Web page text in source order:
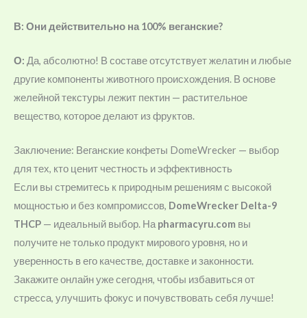
В: Они действительно на 100% веганские?
О: Да, абсолютно! В составе отсутствует желатин и любые
другие компоненты животного происхождения. В основе
желейной текстуры лежит пектин — растительное
вещество, которое делают из фруктов.
Заключение: Веганские конфеты DomeWrecker — выбор
для тех, кто ценит честность и эффективность
Если вы стремитесь к природным решениям с высокой
мощностью и без компромиссов, DomeWrecker Delta-9
THCP — идеальный выбор. Наpharmacyru.com вы
получите не только продукт мирового уровня, но и
уверенность в его качестве, доставке и законности.
Закажите онлайн уже сегодня, чтобы избавиться от
стресса, улучшить фокус и почувствовать себя лучше!